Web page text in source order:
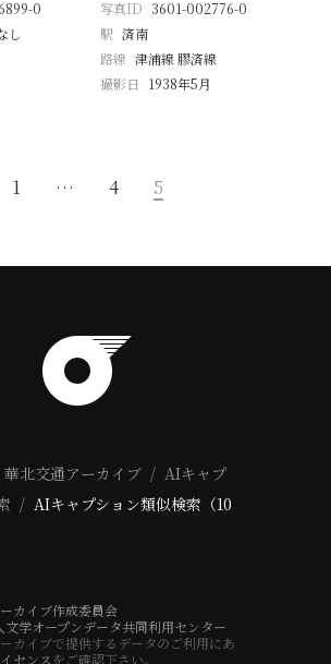
0
し
写真ID 3601-002776-0
駅 済南
路線 津浦線 膠済線
撮影日
1938年5月
1 … 4 5
華北交通アーカイブ
AIキャプ
AIキャプション類似検索（10
カイブ作成委員会
学オープンデータ共同利用センター
カイブで提供するデータのご利用にあ
センス をご確認下さい。